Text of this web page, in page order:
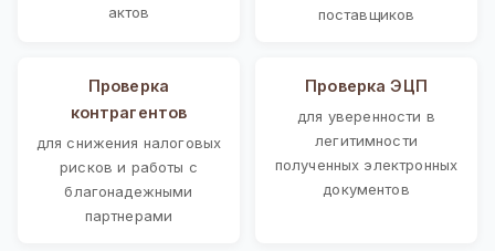
актов
поставщиков
Проверка
контрагентов
для снижения налоговых
рисков и работы с
благонадежными
партнерами
Проверка ЭЦП
для уверенности в
легитимности
полученных электронных
документов